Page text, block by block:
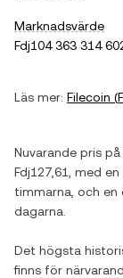
Marknadsvärde
Fdj104 363 314
Läs mer: Filecoin (
Nuvarande pris på
Fdj127,61
, med en
timmarna, och en
dagarna.
Det högsta
finns för